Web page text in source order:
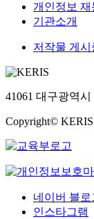
개인정보 재
기관소개
저작물 게시
41061 대구광역
Copyright©
네이버 블로
인스타그램